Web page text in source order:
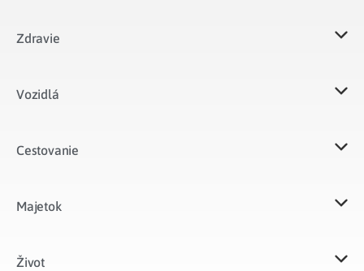
Zdravie
Vozidlá​
Cestovanie
Majetok​
Život​